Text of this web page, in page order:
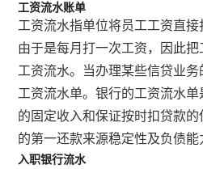
工资流水账单
工资流水指单位将员工工资直接
由于是每月打一次工资，因此
工资流水。当办理某些信贷业
工资流水单。银行的工资流水
的固定收入和保证按时扣贷款
的第一还款来源稳定性及负债能
入职银行流水